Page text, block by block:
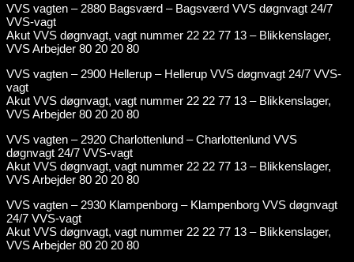
VVS vagten – 2880 Bagsværd – Bagsværd VVS døgnvagt 24/7
VVS-vagt
Akut VVS døgnvagt, vagt nummer 22 22 77 13 – Blikkenslager,
VVS Arbejder 80 20 20 80
VVS vagten – 2900 Hellerup – Hellerup VVS døgnvagt 24/7 VVS-
vagt
Akut VVS døgnvagt, vagt nummer 22 22 77 13 – Blikkenslager,
VVS Arbejder 80 20 20 80
VVS vagten – 2920 Charlottenlund – Charlottenlund VVS
døgnvagt 24/7 VVS-vagt
Akut VVS døgnvagt, vagt nummer 22 22 77 13 – Blikkenslager,
VVS Arbejder 80 20 20 80
VVS vagten – 2930 Klampenborg – Klampenborg VVS døgnvagt
24/7 VVS-vagt
Akut VVS døgnvagt, vagt nummer 22 22 77 13 – Blikkenslager,
VVS Arbejder 80 20 20 80